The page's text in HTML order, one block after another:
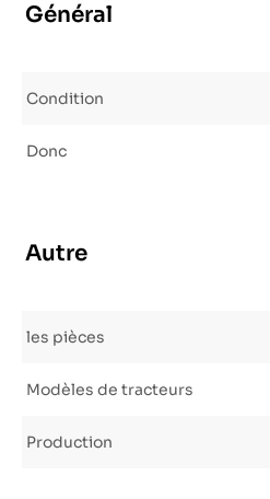
Général
Condition
Donc
Autre
les pièces
Modèles de tracteurs
Production